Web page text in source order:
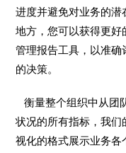
进度并避免对业务的
地方，您可以获得更好
管理报告工具，以准确
的决策。
衡量整个组织中从团
状况的所有指标，我
视化的格式展示业务